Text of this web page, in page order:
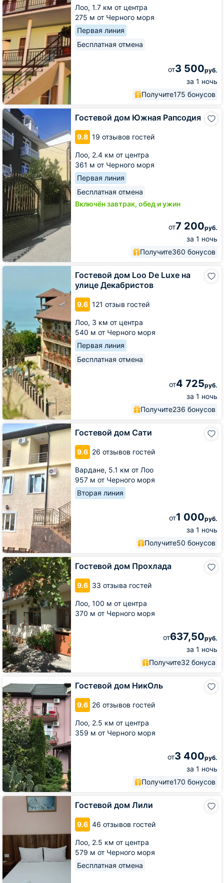
Лоо, 1.7 км от центра
275 м от Черного моря
Первая линия
Бесплатная отмена
от3 500руб.
за 1 ночь
Получите175 бонусов
Гостевой дом Южная Рапсодия
9.8 19 отзывов гостей
Лоо, 2.4 км от центра
361 м от Черного моря
Первая линия
Бесплатная отмена
Включён завтрак, обед и ужин
от7 200руб.
за 1 ночь
Получите360 бонусов
Гостевой
дом
Южная
Рапсодия
Гостевой дом Loo De Luxe на
улице Декабристов
9.6 121 отзыв гостей
Лоо, 3 км от центра
540 м от Черного моря
Первая линия
Бесплатная отмена
от4 725руб.
за 1 ночь
Получите236 бонусов
Гостевой
улице
Декабристов
Гостевой дом Сати
9.6 26 отзывов гостей
Вардане, 5.1 км от Лоо
957 м от Черного моря
Вторая линия
от1 000руб.
за 1 ночь
Получите50 бонусов
Гостевой
дом
Сати
Гостевой дом Прохлада
9.6 33 отзыва гостей
Лоо, 100 м от центра
370 м от Черного моря
от637,50руб.
за 1 ночь
Получите32 бонуса
Гостевой
дом
Прохлада
Гостевой дом НикОль
9.6 26 отзывов гостей
Лоо, 2.5 км от центра
359 м от Черного моря
от3 400руб.
за 1 ночь
Получите170 бонусов
дом
НикОль
Гостевой дом Лили
9.6 46 отзывов гостей
Лоо, 2.5 км от центра
579 м от Черного моря
Бесплатная отмена
Гостевой